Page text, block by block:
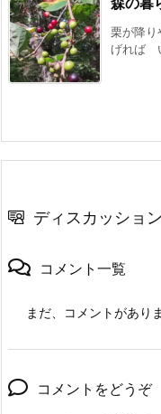
栗が降り
げれば
ディスカッション
コメント一覧
まだ、コメントがあり
コメントをどうぞ